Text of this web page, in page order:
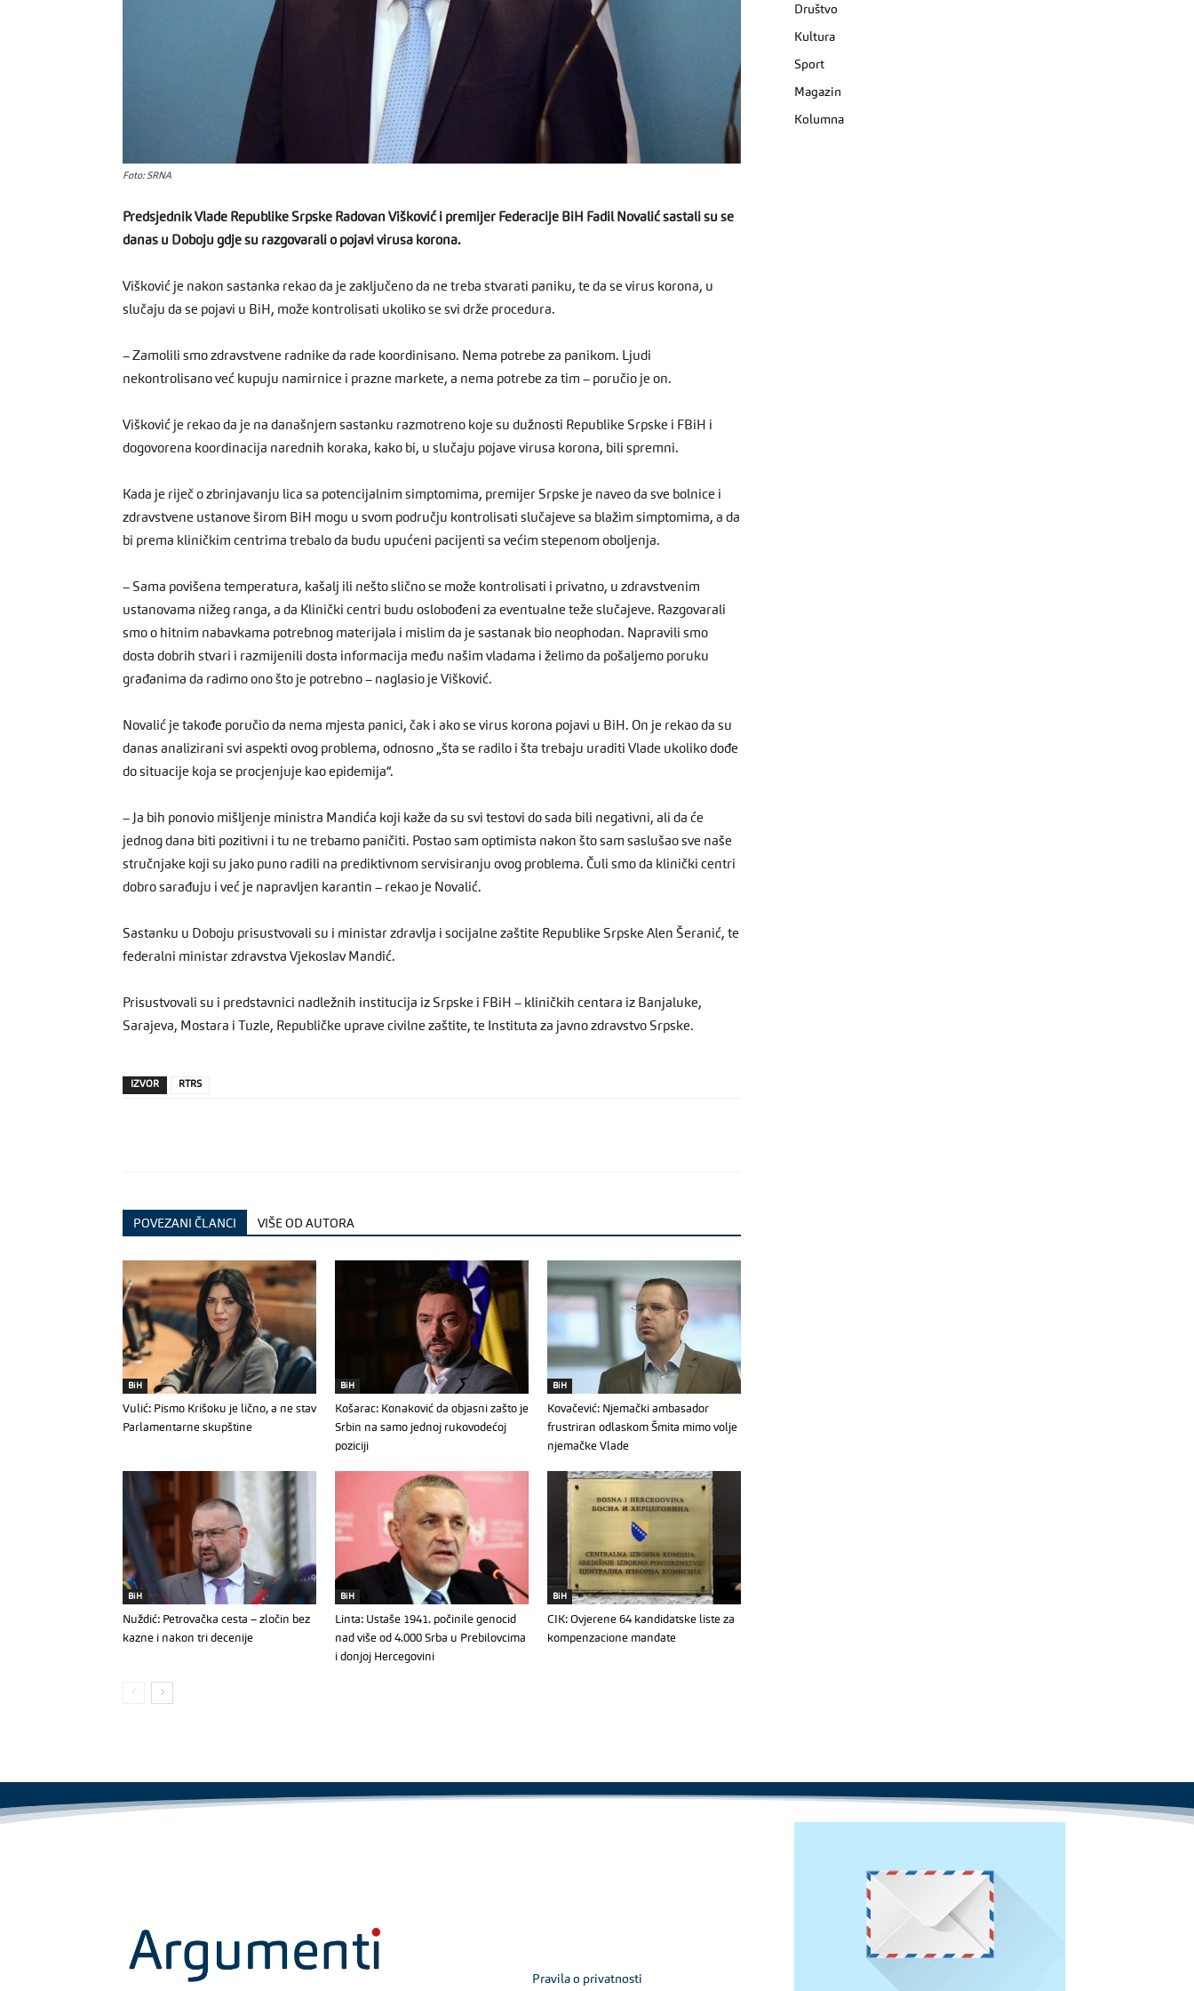
Foto: SRNA
Predsjednik Vlade Republike Srpske Radovan Višković i premijer Federacije BiH Fadil Novalić sastali su se
danas u Doboju gdje su razgovarali o pojavi virusa korona.
Višković je nakon sastanka rekao da je zaključeno da ne treba stvarati paniku, te da se virus korona, u
slučaju da se pojavi u BiH, može kontrolisati ukoliko se svi drže procedura.
– Zamolili smo zdravstvene radnike da rade koordinisano. Nema potrebe za panikom. Ljudi
nekontrolisano već kupuju namirnice i prazne markete, a nema potrebe za tim – poručio je on.
Višković je rekao da je na današnjem sastanku razmotreno koje su dužnosti Republike Srpske i FBiH i
dogovorena koordinacija narednih koraka, kako bi, u slučaju pojave virusa korona, bili spremni.
Kada je riječ o zbrinjavanju lica sa potencijalnim simptomima, premijer Srpske je naveo da sve bolnice i
zdravstvene ustanove širom BiH mogu u svom području kontrolisati slučajeve sa blažim simptomima, a da
bi prema kliničkim centrima trebalo da budu upućeni pacijenti sa većim stepenom oboljenja.
– Sama povišena temperatura, kašalj ili nešto slično se može kontrolisati i privatno, u zdravstvenim
ustanovama nižeg ranga, a da Klinički centri budu oslobođeni za eventualne teže slučajeve. Razgovarali
smo o hitnim nabavkama potrebnog materijala i mislim da je sastanak bio neophodan. Napravili smo
dosta dobrih stvari i razmijenili dosta informacija među našim vladama i želimo da pošaljemo poruku
građanima da radimo ono što je potrebno – naglasio je Višković.
Novalić je takođe poručio da nema mjesta panici, čak i ako se virus korona pojavi u BiH. On je rekao da su
danas analizirani svi aspekti ovog problema, odnosno „šta se radilo i šta trebaju uraditi Vlade ukoliko dođe
do situacije koja se procjenjuje kao epidemija“.
– Ja bih ponovio mišljenje ministra Mandića koji kaže da su svi testovi do sada bili negativni, ali da će
jednog dana biti pozitivni i tu ne trebamo paničiti. Postao sam optimista nakon što sam saslušao sve naše
stručnjake koji su jako puno radili na prediktivnom servisiranju ovog problema. Čuli smo da klinički centri
dobro sarađuju i već je napravljen karantin – rekao je Novalić.
Sastanku u Doboju prisustvovali su i ministar zdravlja i socijalne zaštite Republike Srpske Alen Šeranić, te
federalni ministar zdravstva Vjekoslav Mandić.
Prisustvovali su i predstavnici nadležnih institucija iz Srpske i FBiH – kliničkih centara iz Banjaluke,
Sarajeva, Mostara i Tuzle, Republičke uprave civilne zaštite, te Instituta za javno zdravstvo Srpske.
IZVOR RTRS
POVEZANI ČLANCI VIŠE OD AUTORA
BiH
Vulić: Pismo Krišoku je lično, a ne stav
Parlamentarne skupštine
BiH
Košarac: Konaković da objasni zašto je
Srbin na samo jednoj rukovodećoj
poziciji
BiH
Kovačević: Njemački ambasador
frustriran odlaskom Šmita mimo volje
njemačke Vlade
BiH
Nuždić: Petrovačka cesta – zločin bez
kazne i nakon tri decenije
BiH
Linta: Ustaše 1941. počinile genocid
nad više od 4.000 Srba u Prebilovcima
i donjoj Hercegovini
BiH
CIK: Ovjerene 64 kandidatske liste za
kompenzacione mandate
Društvo
Kultura
Sport
Magazin
Kolumna
Pravila o privatnosti